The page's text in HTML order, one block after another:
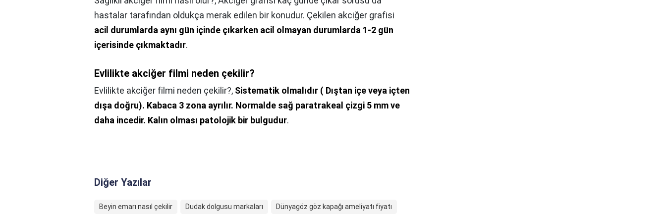
hastalar tarafından oldukça merak edilen bir konudur. Çekilen akciğer grafisi
acil durumlarda aynı gün içinde çıkarken acil olmayan durumlarda 1-2 gün
içerisinde çıkmaktadır.
Evlilikte akciğer filmi neden çekilir?
Evlilikte akciğer filmi neden çekilir?, Sistematik olmalıdır ( Dıştan içe veya içten
dışa doğru). Kabaca 3 zona ayrılır. Normalde sağ paratrakeal çizgi 5 mm ve
daha incedir. Kalın olması patolojik bir bulgudur.
Diğer Yazılar
Beyin emarı nasıl çekilir Dudak dolgusu markaları Dünyagöz göz kapağı ameliyatı fiyatı